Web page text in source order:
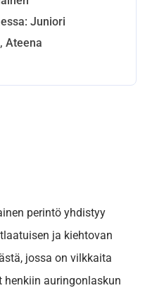
Juniori
Ateena
perintö yhdistyy
ja kiehtovan
jossa on vilkkaita
henkiin auringonlaskun